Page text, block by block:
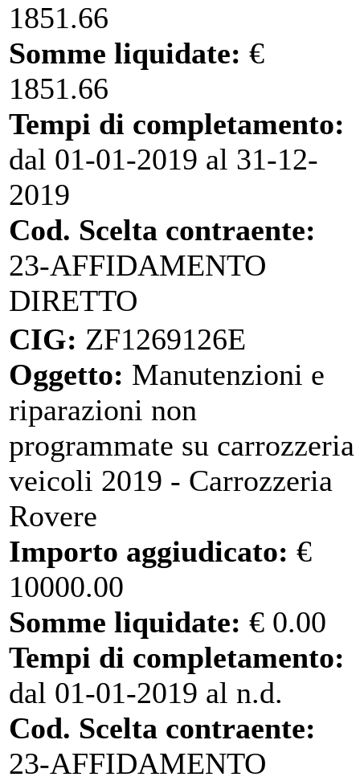
1851.66
Somme liquidate: €
1851.66
Tempi di completamento:
dal 01-01-2019 al 31-12-
2019
Cod. Scelta contraente:
23-AFFIDAMENTO
DIRETTO
CIG: ZF1269126E
Oggetto: Manutenzioni e
riparazioni non
programmate su carrozzeria
veicoli 2019 - Carrozzeria
Rovere
Importo aggiudicato: €
10000.00
Somme liquidate: € 0.00
Tempi di completamento:
dal 01-01-2019 al n.d.
Cod. Scelta contraente:
23-AFFIDAMENTO